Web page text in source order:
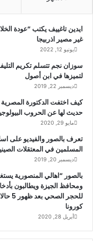
ايدين تاغييف يكتب “عودة
غير مصير اذربيجا
يونيو 12, 2022
سوزان نجم تتسلم تكريم
لتميزها في ابن أصول
ديسمبر 22, 2019
كيف اختفت الدكتورة
حديث لها عن الحروب
مايو 29, 2020
تعرف بالصور والفيديو على
المسلمين في المعتقلات
ديسمبر 20, 2019
بالصور “اهالي المنصورية
ومحافظ الجيزة ويطالبون
للحجر
كورونا
أبريل 28, 2020